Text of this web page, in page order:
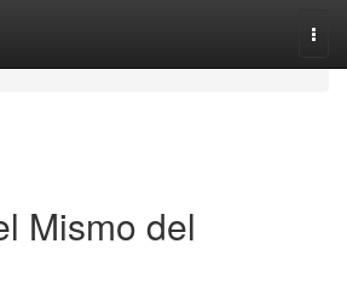
Mismo del